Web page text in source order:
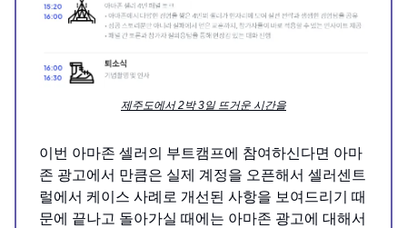
제주도에서 2박 3일 뜨거운 시간을
이번 아마존 셀러의 부트캠프에 참여하신다면 아마
존 광고에서 만큼은 실제 계정을 오픈해서 셀러센트
럴에서 케이스 사례로 개선된 사항을 보여드리기 때
문에 끝나고 돌아가실 때에는 아마존 광고에 대해서